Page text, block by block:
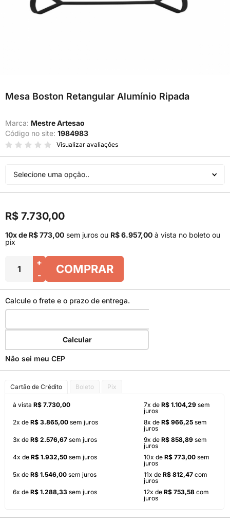
Mesa Boston Retangular Alumínio Ripada
Marca: Mestre Artesao
Código no site: 1984983
Visualizar avaliações
Selecione uma opção..
R$ 7.730,00
10x de R$ 773,00 sem juros ou R$ 6.957,00 à vista no boleto ou
pix
+
-
COMPRAR
Calcule o frete e o prazo de entrega.
Calcular
Não sei meu CEP
Cartão de Crédito Boleto Pix
à vista R$ 7.730,00
2x de R$ 3.865,00 sem juros
3x de R$ 2.576,67 sem juros
4x de R$ 1.932,50 sem juros
5x de R$ 1.546,00 sem juros
6x de R$ 1.288,33 sem juros
7x de R$ 1.104,29 sem
juros
8x de R$ 966,25 sem
juros
9x de R$ 858,89 sem
juros
10x de R$ 773,00 sem
juros
11x de R$ 812,47 com
juros
12x de R$ 753,58 com
juros